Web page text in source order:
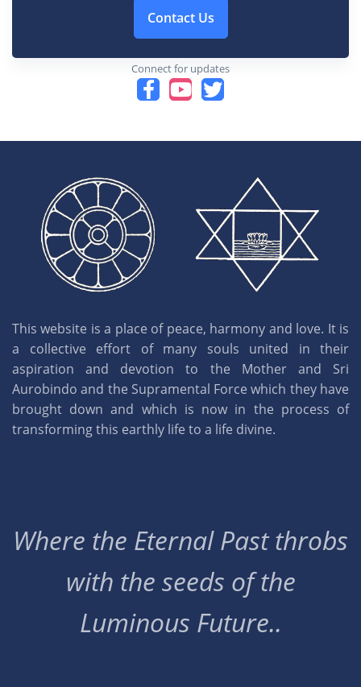
Contact Us
Connect for updates
This website is a place of peace, harmony and love. It is
a collective effort of many souls united in their
aspiration and devotion to the Mother and Sri
Aurobindo and the Supramental Force which they have
brought down and which is now in the process of
transforming this earthly life to a life divine.
Where the Eternal Past throbs
with the seeds of the
Luminous Future..